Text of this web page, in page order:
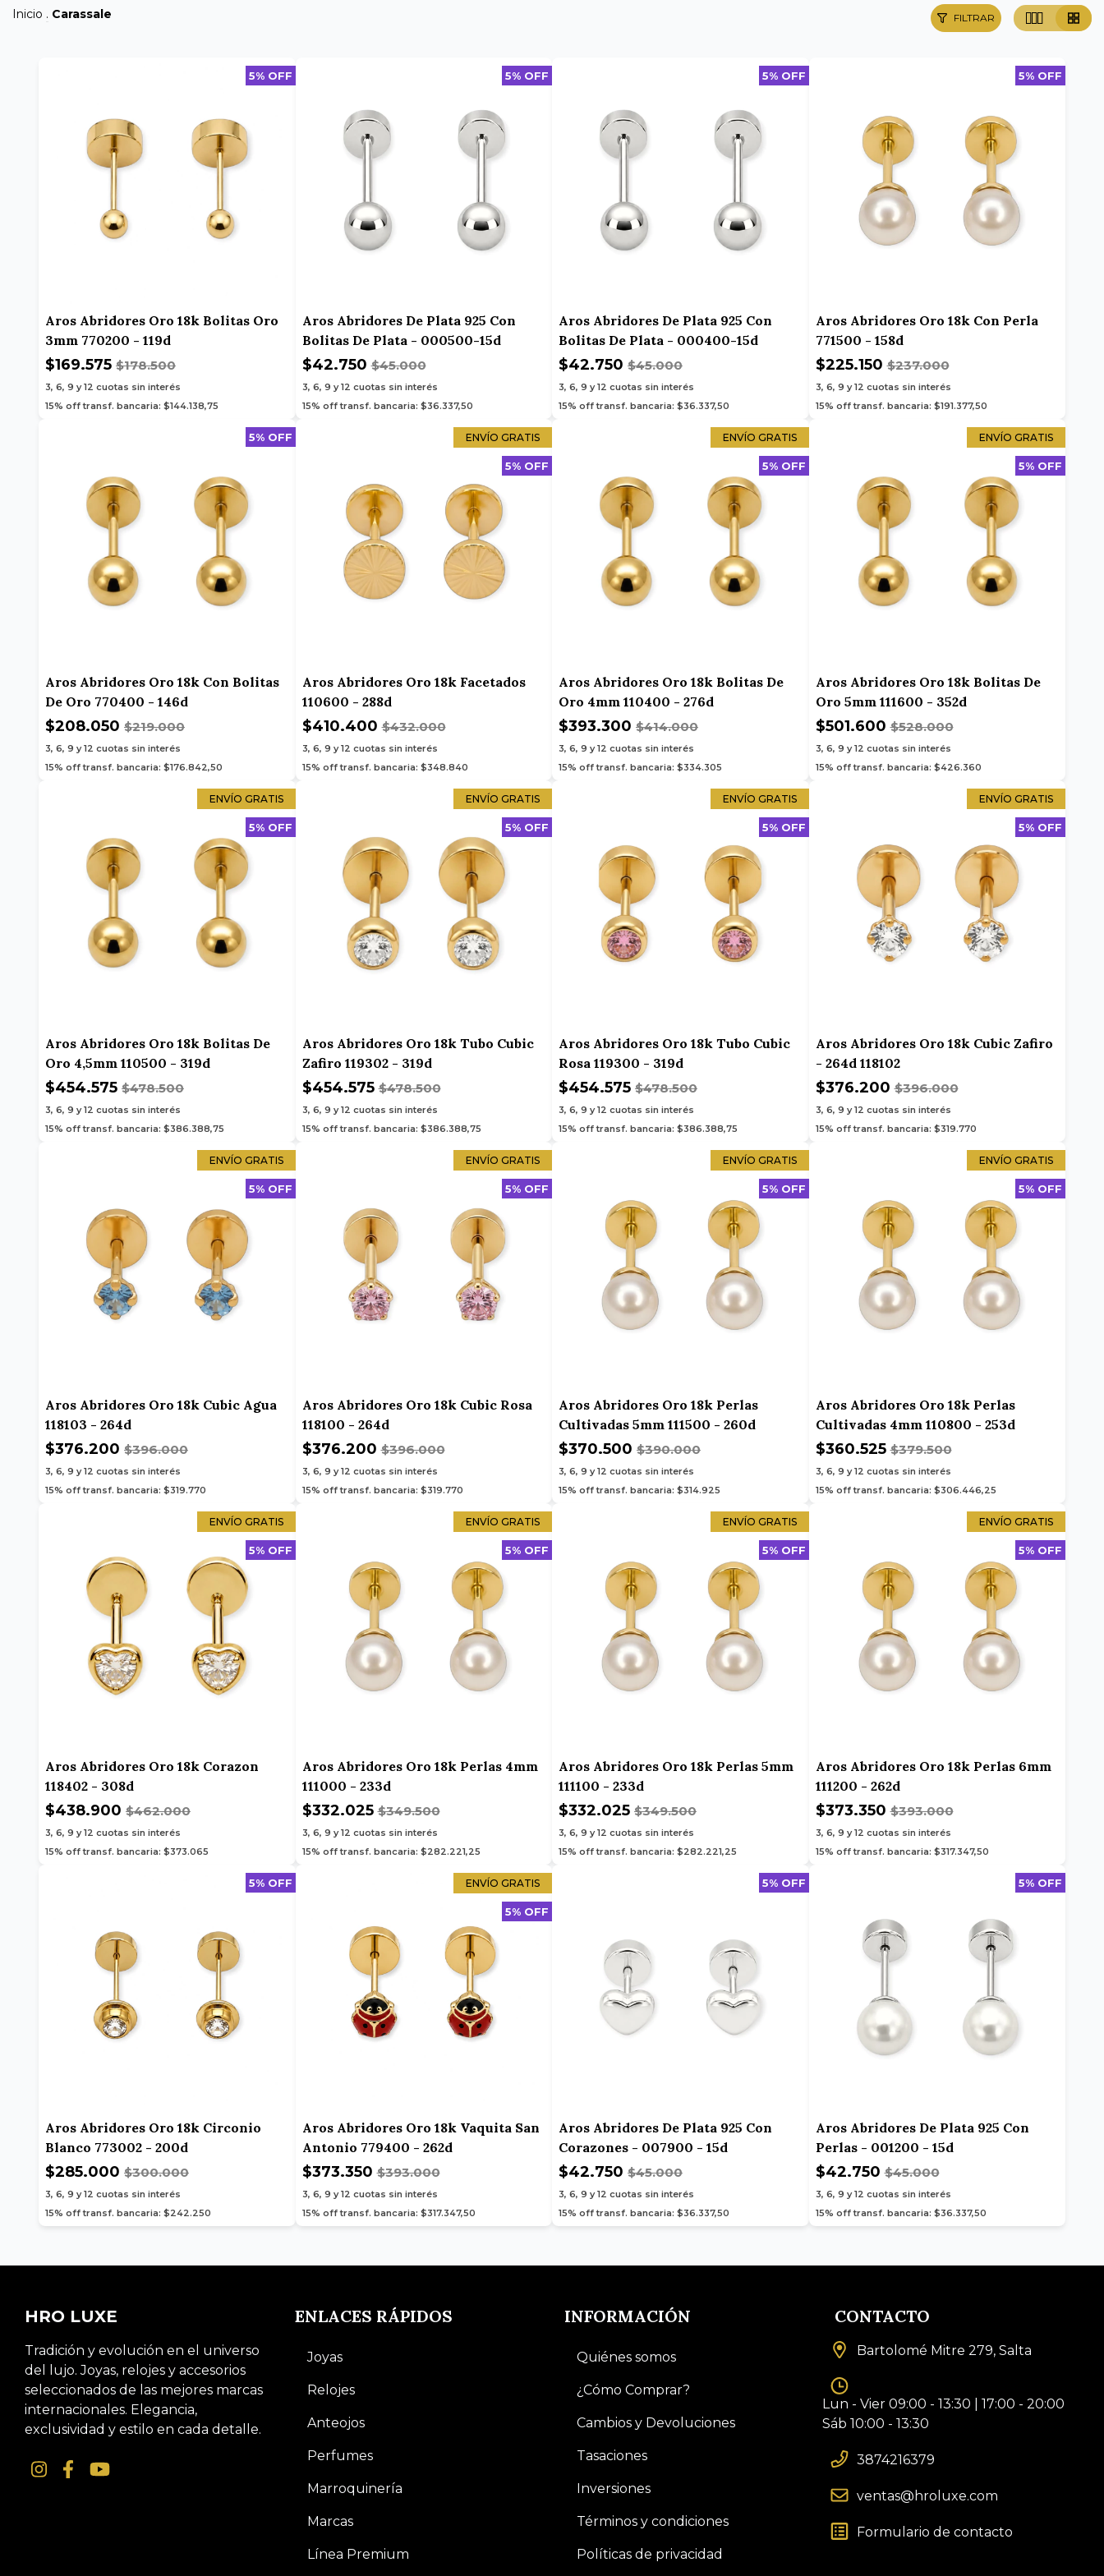
Inicio . Carassale FILTRAR
5% OFF
Aros Abridores Oro 18k Bolitas Oro
3mm 770200 - 119d
$169.575 $178.500
3, 6, 9 y 12 cuotas sin interés
15% off transf. bancaria: $144.138,75
5% OFF
Aros Abridores De Plata 925 Con
Bolitas De Plata - 000500-15d
$42.750$45.000
3, 6, 9 y 12 cuotas sin interés
15% off transf. bancaria: $36.337,50
5% OFF
Aros Abridores De Plata 925 Con
Bolitas De Plata - 000400-15d
$42.750 $45.000
3, 6, 9 y 12 cuotas sin interés
15% off transf. bancaria: $36.337,50
5% OFF
Aros Abridores Oro 18k Con Perla
771500 - 158d
$225.150$237.000
3, 6, 9 y 12 cuotas sin interés
15% off transf. bancaria: $191.377,50
5% OFF
Aros Abridores Oro 18k Con Bolitas
De Oro 770400 - 146d
$208.050 $219.000
3, 6, 9 y 12 cuotas sin interés
15% off transf. bancaria: $176.842,50
ENVÍO GRATIS
5% OFF
Aros Abridores Oro 18k Facetados
110600 - 288d
$410.400$432.000
3, 6, 9 y 12 cuotas sin interés
15% off transf. bancaria: $348.840
ENVÍO GRATIS
5% OFF
Aros Abridores Oro 18k Bolitas De
Oro 4mm 110400 - 276d
$393.300 $414.000
3, 6, 9 y 12 cuotas sin interés
15% off transf. bancaria: $334.305
ENVÍO GRATIS
5% OFF
Aros Abridores Oro 18k Bolitas De
Oro 5mm 111600 - 352d
$501.600$528.000
3, 6, 9 y 12 cuotas sin interés
15% off transf. bancaria: $426.360
ENVÍO GRATIS
5% OFF
Aros Abridores Oro 18k Bolitas De
Oro 4,5mm 110500 - 319d
$454.575 $478.500
3, 6, 9 y 12 cuotas sin interés
15% off transf. bancaria: $386.388,75
ENVÍO GRATIS
5% OFF
Aros Abridores Oro 18k Tubo Cubic
Zafiro 119302 - 319d
$454.575$478.500
3, 6, 9 y 12 cuotas sin interés
15% off transf. bancaria: $386.388,75
ENVÍO GRATIS
5% OFF
Aros Abridores Oro 18k Tubo Cubic
Rosa 119300 - 319d
$454.575 $478.500
3, 6, 9 y 12 cuotas sin interés
15% off transf. bancaria: $386.388,75
ENVÍO GRATIS
5% OFF
Aros Abridores Oro 18k Cubic Zafiro
- 264d 118102
$376.200$396.000
3, 6, 9 y 12 cuotas sin interés
15% off transf. bancaria: $319.770
ENVÍO GRATIS
5% OFF
Aros Abridores Oro 18k Cubic Agua
118103 - 264d
$376.200 $396.000
3, 6, 9 y 12 cuotas sin interés
15% off transf. bancaria: $319.770
ENVÍO GRATIS
5% OFF
Aros Abridores Oro 18k Cubic Rosa
118100 - 264d
$376.200$396.000
3, 6, 9 y 12 cuotas sin interés
15% off transf. bancaria: $319.770
ENVÍO GRATIS
5% OFF
Aros Abridores Oro 18k Perlas
Cultivadas 5mm 111500 - 260d
$370.500 $390.000
3, 6, 9 y 12 cuotas sin interés
15% off transf. bancaria: $314.925
ENVÍO GRATIS
5% OFF
Aros Abridores Oro 18k Perlas
Cultivadas 4mm 110800 - 253d
$360.525$379.500
3, 6, 9 y 12 cuotas sin interés
15% off transf. bancaria: $306.446,25
ENVÍO GRATIS
5% OFF
Aros Abridores Oro 18k Corazon
118402 - 308d
$438.900 $462.000
3, 6, 9 y 12 cuotas sin interés
15% off transf. bancaria: $373.065
ENVÍO GRATIS
5% OFF
Aros Abridores Oro 18k Perlas 4mm
111000 - 233d
$332.025$349.500
3, 6, 9 y 12 cuotas sin interés
15% off transf. bancaria: $282.221,25
ENVÍO GRATIS
5% OFF
Aros Abridores Oro 18k Perlas 5mm
111100 - 233d
$332.025 $349.500
3, 6, 9 y 12 cuotas sin interés
15% off transf. bancaria: $282.221,25
ENVÍO GRATIS
5% OFF
Aros Abridores Oro 18k Perlas 6mm
111200 - 262d
$373.350$393.000
3, 6, 9 y 12 cuotas sin interés
15% off transf. bancaria: $317.347,50
5% OFF
Aros Abridores Oro 18k Circonio
Blanco 773002 - 200d
$285.000 $300.000
3, 6, 9 y 12 cuotas sin interés
15% off transf. bancaria: $242.250
ENVÍO GRATIS
5% OFF
Aros Abridores Oro 18k Vaquita San
Antonio 779400 - 262d
$373.350$393.000
3, 6, 9 y 12 cuotas sin interés
15% off transf. bancaria: $317.347,50
5% OFF
Aros Abridores De Plata 925 Con
Corazones - 007900 - 15d
$42.750 $45.000
3, 6, 9 y 12 cuotas sin interés
15% off transf. bancaria: $36.337,50
5% OFF
Aros Abridores De Plata 925 Con
Perlas - 001200 - 15d
$42.750$45.000
3, 6, 9 y 12 cuotas sin interés
15% off transf. bancaria: $36.337,50
HRO LUXE
Tradición y evolución en el universo
del lujo. Joyas, relojes y accesorios
seleccionados de las mejores marcas
internacionales. Elegancia,
exclusividad y estilo en cada detalle.
ENLACES RÁPIDOS
Joyas
Relojes
Anteojos
Perfumes
Marroquinería
Marcas
Línea Premium
INFORMACIÓN
Quiénes somos
¿Cómo Comprar?
Cambios y Devoluciones
Tasaciones
Inversiones
Términos y condiciones
Políticas de privacidad
CONTACTO
Bartolomé Mitre 279, Salta
Lun - Vier 09:00 - 13:30 | 17:00 - 20:00
Sáb 10:00 - 13:30
3874216379
ventas@hroluxe.com
Formulario de contacto